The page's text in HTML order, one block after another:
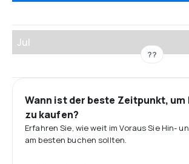
Jul
??
Wann ist der beste Zeitpunkt,
zu kaufen?
Erfahren Sie, wie weit im Voraus Sie Hin-
am besten buchen sollten.